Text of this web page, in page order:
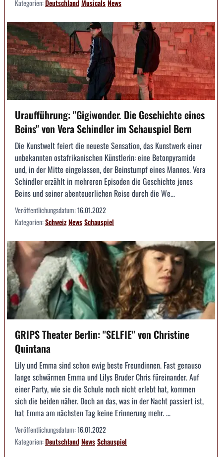
Kategorien:DeutschlandMusicalsNews
Uraufführung: "Gigiwonder. Die Geschichte eines
Beins" von Vera Schindler im Schauspiel Bern
Die Kunstwelt feiert die neueste Sensation, das Kunstwerk einer
unbekannten ostafrikanischen Künstlerin: eine Betonpyramide
und, in der Mitte eingelassen, der Beinstumpf eines Mannes. Vera
Schindler erzählt in mehreren Episoden die Geschichte jenes
Beins und seiner abenteuerlichen Reise durch die We...
Veröffentlichungsdatum:16.01.2022
Kategorien:SchweizNewsSchauspiel
GRIPS Theater Berlin: "SELFIE" von Christine
Quintana
Lily und Emma sind schon ewig beste Freundinnen. Fast genauso
lange schwärmen Emma und Lilys Bruder Chris füreinander. Auf
einer Party, wie sie die Schule noch nicht erlebt hat, kommen
sich die beiden näher. Doch an das, was in der Nacht passiert ist,
hat Emma am nächsten Tag keine Erinnerung mehr. ...
Veröffentlichungsdatum:16.01.2022
Kategorien:DeutschlandNewsSchauspiel